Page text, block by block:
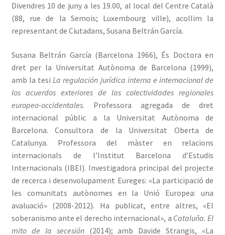
Divendres 10 de juny a les 19.00, al local del Centre Català
(88, rue de la Semois; Luxembourg ville), acollim la
representant de Ciutadans, Susana Beltrán García.
Susana Beltrán García (Barcelona 1966), És Doctora en
dret per la Universitat Autònoma de Barcelona (1999),
amb la tesi La regulación jurídica interna e internacional de
los acuerdos exteriores de las colectividades regionales
europeo-occidentales. Professora agregada de dret
internacional públic a la Universitat Autònoma de
Barcelona. Consultora de la Universitat Oberta de
Catalunya. Professora del màster en relacions
internacionals de l’Institut Barcelona d’Estudis
Internacionals (IBEI). Investigadora principal del projecte
de recerca i desenvolupament Eureges: «La participació de
les comunitats autònomes en la Unió Europea: una
avaluació» (2008-2012). Ha publicat, entre altres, «El
soberanismo ante el derecho internacional», a Cataluña. El
mito de la secesión(2014); amb Davide Strangis, «La